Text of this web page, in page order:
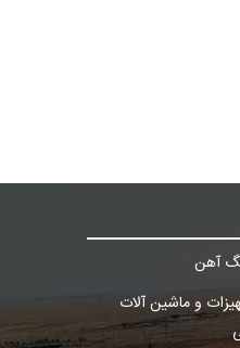
آهن
و ماشین آلات